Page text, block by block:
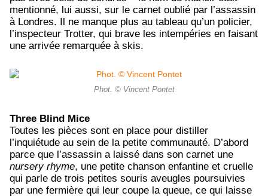
mentionné, lui aussi, sur le carnet oublié par l’assassin
à Londres. Il ne manque plus au tableau qu’un policier,
l’inspecteur Trotter, qui brave les intempéries en faisant
une arrivée remarquée à skis.
Phot. © Vincent Pontet
Three Blind Mice
Toutes les pièces sont en place pour distiller
l’inquiétude au sein de la petite communauté. D’abord
parce que l’assassin a laissé dans son carnet une
nursery rhyme, une petite chanson enfantine et cruelle
qui parle de trois petites souris aveugles poursuivies
par une fermière qui leur coupe la queue, ce qui laisse